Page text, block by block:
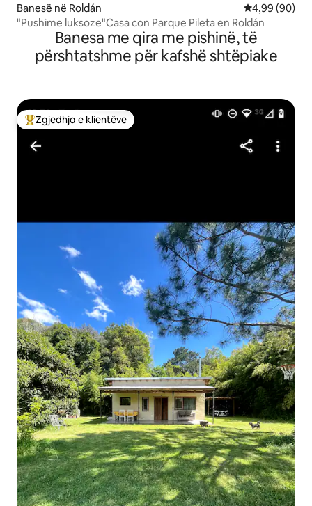
Banesë në Roldán Vlerësimi
4,99 (90)
"Pushime luksoze"Casa con Parque Pileta en Roldán
Banesa me qira me pishinë, të
përshtatshme për kafshë shtëpiake
Më të mirat e zgjedhjeve të klientëve
Zgjedhja e klientëve